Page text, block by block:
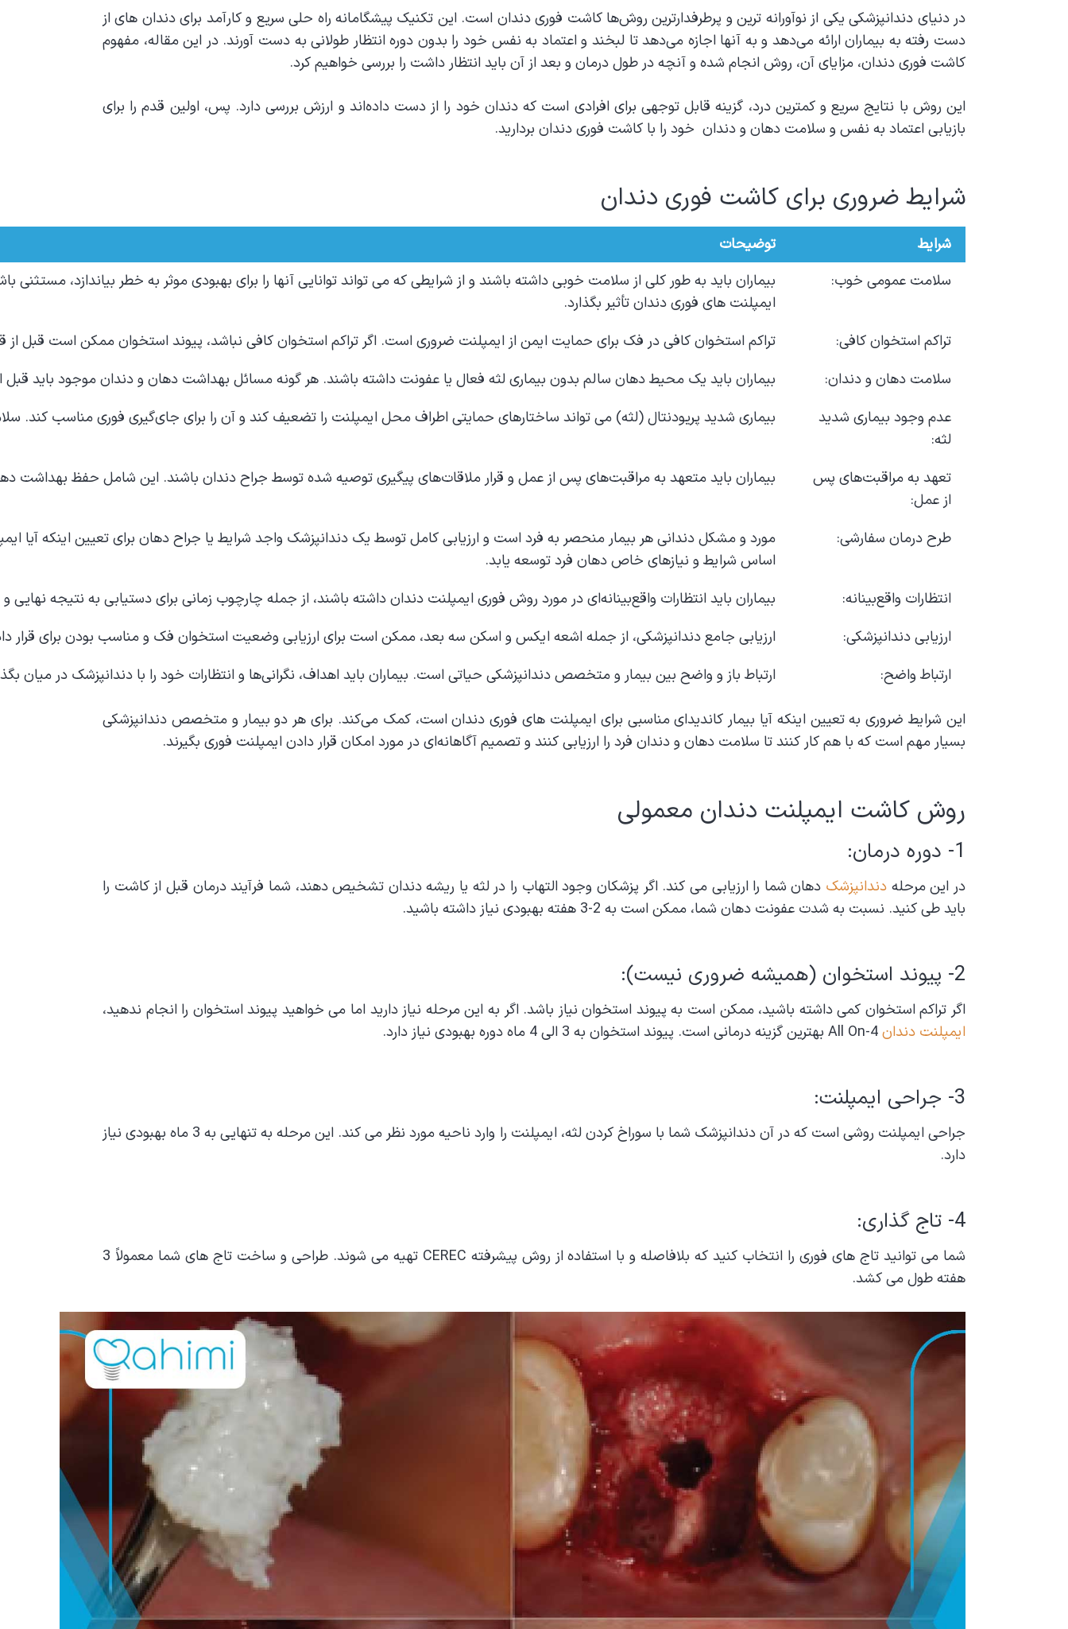
در دنیای دندانپزشکی یکی از نوآورانه ترین و پرطرفدارترین روش‌ها کاشت فوری دندان است. این تکنیک پیشگامانه راه حلی سریع و کارآمد برای دندان های از
دست رفته به بیماران ارائه می‌دهد و به آنها اجازه می‌دهد تا لبخند و اعتماد به نفس خود را بدون دوره انتظار طولانی به دست آورند. در این مقاله، مفهوم
کاشت فوری دندان، مزایای آن، روش انجام شده و آنچه در طول درمان و بعد از آن باید انتظار داشت را بررسی خواهیم کرد.
این روش با نتایج سریع و کمترین درد، گزینه قابل توجهی برای افرادی است که دندان خود را از دست داده‌اند و ارزش بررسی دارد. پس، اولین قدم را برای
بازیابی اعتماد به نفس و سلامت دهان و دندان خود را با کاشت فوری دندان بردارید.
شرایط ضروری برای کاشت فوری دندان
شرایط
توضیحات
سلامت عمومی خوب:
بیماران باید به طور کلی از سلامت خوبی داشته باشند و از شرایطی که می تواند توانایی آنها را برای بهبودی موثر به خطر بیاندازد،
ایمپلنت های فوری دندان تأثیر بگذارد.
تراکم استخوان کافی:
تراکم استخوان کافی در فک برای حمایت ایمن از ایمپلنت ضروری است. اگر تراکم استخوان کافی نباشد، پیوند استخوان ممکن است قبل از
سلامت دهان و دندان:
بیماران باید یک محیط دهان سالم بدون بیماری لثه فعال یا عفونت داشته باشند. هر گونه مسائل بهداشت دهان و دندان موجود باید قبل از
عدم وجود بیماری شدید
لثه:
بیماری شدید پریودنتال (لثه) می تواند ساختارهای حمایتی اطراف محل ایمپلنت را تضعیف کند و آن را برای جای‌گیری فوری مناسب کند.
تعهد به مراقبت‌های پس
از عمل:
بیماران باید متعهد به مراقبت‌های پس از عمل و قرار ملاقات‌های پیگیری توصیه شده توسط جراح دندان باشند. این شامل حفظ
طرح درمان سفارشی:
مورد و مشکل دندانی هر بیمار منحصر به فرد است و ارزیابی کامل توسط یک دندانپزشک واجد شرایط یا جراح دهان برای تعیین اینکه آیا
اساس شرایط و نیازهای خاص دهان فرد توسعه یابد.
انتظارات واقع‌بینانه:
بیماران باید انتظارات واقع‌بینانه‌ای در مورد روش فوری ایمپلنت دندان داشته باشند، از جمله چارچوب زمانی برای دستیابی به نتیجه
ارزیابی دندانپزشکی:
ارزیابی جامع دندانپزشکی، از جمله اشعه ایکس و اسکن سه بعد، ممکن است برای ارزیابی وضعیت استخوان فک و مناسب بودن برای قرار
ارتباط واضح:
ارتباط باز و واضح بین بیمار و متخصص دندانپزشکی حیاتی است. بیماران باید اهداف، نگرانی‌ها و انتظارات خود را با دندانپزشک در میان
این شرایط ضروری به تعیین اینکه آیا بیمار کاندیدای مناسبی برای ایمپلنت های فوری دندان است، کمک می‌کند. برای هر دو بیمار و متخصص دندانپزشکی
بسیار مهم است که با هم کار کنند تا سلامت دهان و دندان فرد را ارزیابی کنند و تصمیم آگاهانه‌ای در مورد امکان قرار دادن ایمپلنت فوری بگیرند.
روش کاشت ایمپلنت دندان معمولی
1- دوره درمان:
در این مرحله دندانپزشک دهان شما را ارزیابی می کند. اگر پزشکان وجود التهاب را در لثه یا ریشه دندان تشخیص دهند، شما فرآیند درمان قبل از کاشت را
باید طی کنید. نسبت به شدت عفونت دهان شما، ممکن است به 2-3 هفته بهبودی نیاز داشته باشید.
2- پیوند استخوان (همیشه ضروری نیست):
اگر تراکم استخوان کمی داشته باشید، ممکن است به پیوند استخوان نیاز باشد. اگر به این مرحله نیاز دارید اما می خواهید پیوند استخوان را انجام ندهید،
ایمپلنت دندان
3- جراحی ایمپلنت:
جراحی ایمپلنت روشی است که در آن دندانپزشک شما با سوراخ کردن لثه، ایمپلنت را وارد ناحیه مورد نظر می کند. این مرحله به تنهایی به 3 ماه بهبودی نیاز
دارد.
4- تاج گذاری:
شما می توانید تاج های فوری را انتخاب کنید که بلافاصله و با استفاده از روش پیشرفته CEREC تهیه می شوند. طراحی و ساخت تاج های شما معمولاً 3
هفته طول می کشد.